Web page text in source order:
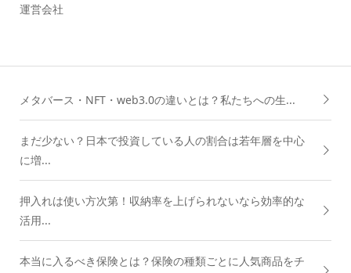
運営会社
メタバース・NFT・web3.0の違いとは？私たちへの生...
まだ少ない？日本で投資している人の割合は若年層を中心
に増...
押入れは使い方次第！収納率を上げられないなら効率的な
活用...
本当に入るべき保険とは？保険の種類ごとに人気商品をチ